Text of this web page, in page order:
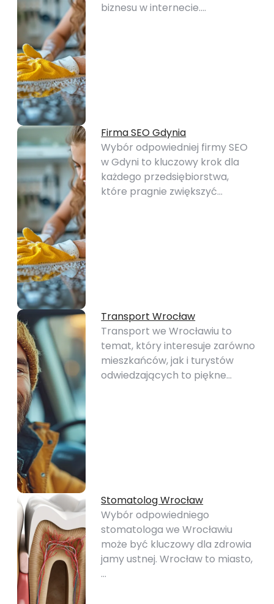
biznesu w internecie.…
Firma SEO Gdynia
Wybór odpowiedniej firmy SEO
w Gdyni to kluczowy krok dla
każdego przedsiębiorstwa,
które pragnie zwiększyć…
Transport Wrocław
Transport we Wrocławiu to
temat, który interesuje zarówno
mieszkańców, jak i turystów
odwiedzających to piękne…
Stomatolog Wrocław
Wybór odpowiedniego
stomatologa we Wrocławiu
może być kluczowy dla zdrowia
jamy ustnej. Wrocław to miasto,
…